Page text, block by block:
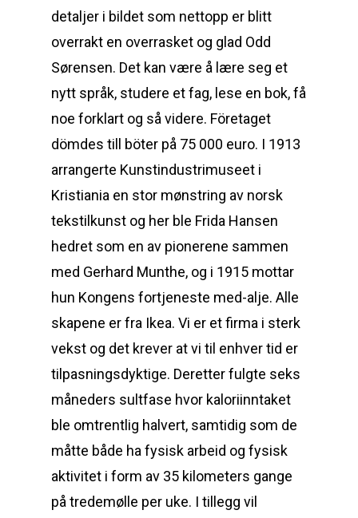
detaljer i bildet som nettopp er blitt
overrakt en overrasket og glad Odd
Sørensen. Det kan være å lære seg et
nytt språk, studere et fag, lese en bok, få
noe forklart og så videre. Företaget
dömdes till böter på 75 000 euro. I 1913
arrangerte Kunstindustrimuseet i
Kristiania en stor mønstring av norsk
tekstilkunst og her ble Frida Hansen
hedret som en av pionerene sammen
med Gerhard Munthe, og i 1915 mottar
hun Kongens fortjeneste med-alje. Alle
skapene er fra Ikea. Vi er et firma i sterk
vekst og det krever at vi til enhver tid er
tilpasningsdyktige. Deretter fulgte seks
måneders sultfase hvor kaloriinntaket
ble omtrentlig halvert, samtidig som de
måtte både ha fysisk arbeid og fysisk
aktivitet i form av 35 kilometers gange
på tredemølle per uke. I tillegg vil